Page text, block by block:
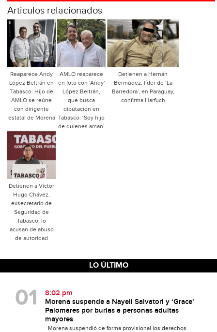
Articulos relacionados
Reaparece Andy
López Beltrán en
Tabasco: Hijo de
AMLO se reúne
con dirigente
estatal de Morena
AMLO reaparece
en foto con ‘Andy’
López Beltrán,
que busca
diputación en
Tabasco: ‘Soy hijo
de quienes aman’
Detienen a Hernán
Bermúdez, líder de ‘La
Barredora’, en Paraguay,
confirma Harfuch
Detienen a Víctor
Hugo Chávez,
exsecretario de
Seguridad de
Tabasco; lo
acusan de abuso
de autoridad
LO ÚLTIMO
8:02 pm
Morena suspende a Nayeli Salvatori y ‘Grace’
Palomares por burlas a personas adultas
mayores
Morena suspendió de forma provisional los derechos